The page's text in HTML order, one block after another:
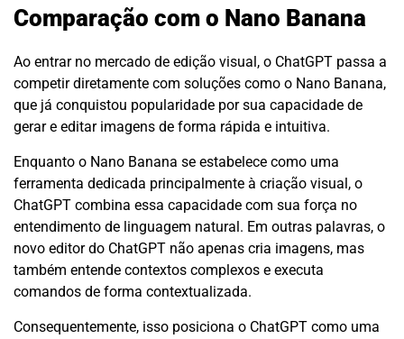
Comparação com o Nano Banana
Ao entrar no mercado de edição visual, o ChatGPT passa a
competir diretamente com soluções como o Nano Banana,
que já conquistou popularidade por sua capacidade de
gerar e editar imagens de forma rápida e intuitiva.
Enquanto o Nano Banana se estabelece como uma
ferramenta dedicada principalmente à criação visual, o
ChatGPT combina essa capacidade com sua força no
entendimento de linguagem natural. Em outras palavras, o
novo editor do ChatGPT não apenas cria imagens, mas
também entende contextos complexos e executa
comandos de forma contextualizada.
Consequentemente, isso posiciona o ChatGPT como uma